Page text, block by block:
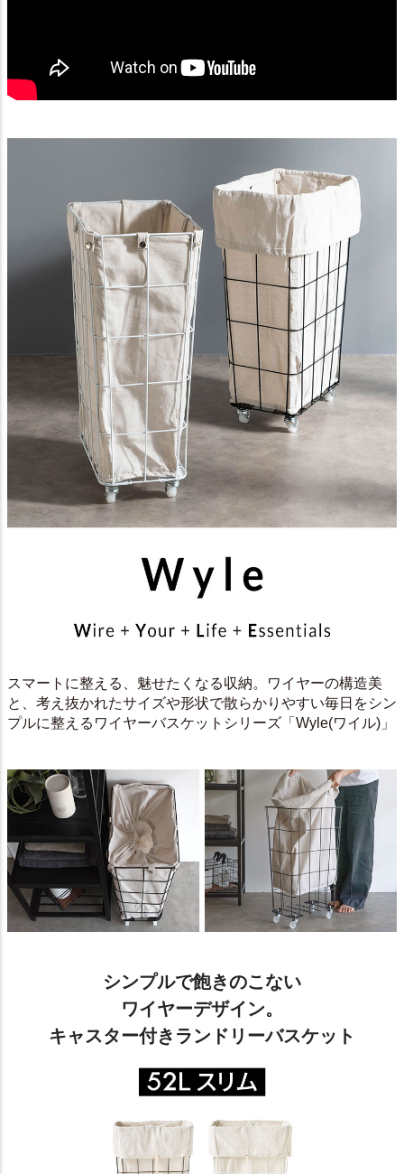
スマートに整える、魅せたくなる収納。ワイヤーの構造美
と、考え抜かれたサイズや形状で散らかりやすい毎日をシン
プルに整えるワイヤーバスケットシリーズ「Wyle(ワイル)」
シンプルで飽きのこない
ワイヤーデザイン。
キャスター付きランドリーバスケット